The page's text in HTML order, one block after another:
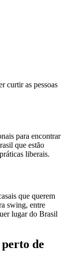
curtir as pessoas
para encontrar
que estão
liberais.
que querem
swing, entre
lugar do Brasil
de